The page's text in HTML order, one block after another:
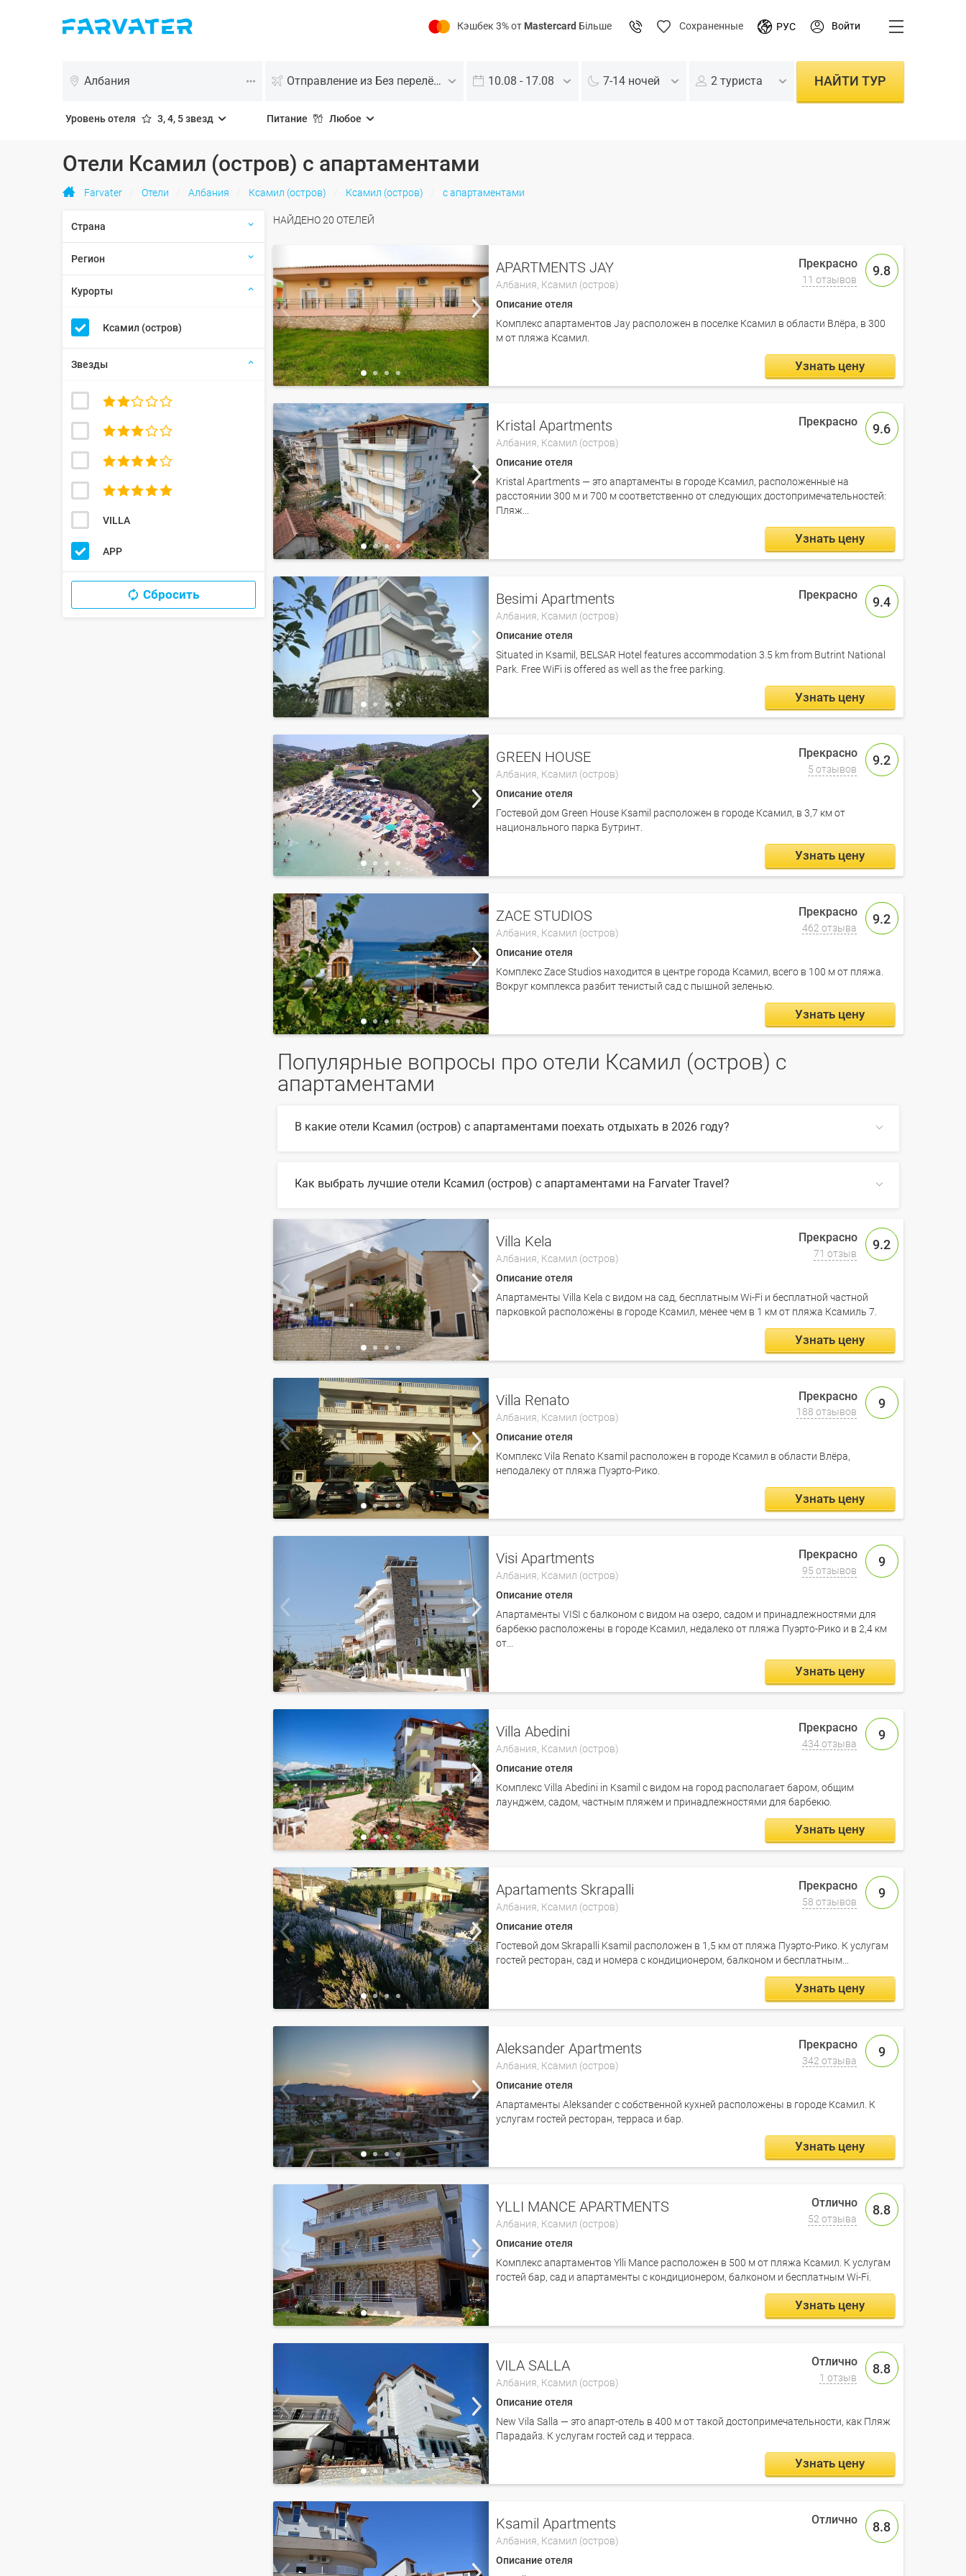
Кэшбек 3% от Mastercard Більше Сохраненные РУС Войти
Албания Отправление из Без перелёта 10.08 - 17.08 7-14 ночей 2 туриста
Уровень отеля 3, 4, 5 звезд Питание Любое
НАЙТИ ТУР
Отели Ксамил (остров) с апартаментами
Farvater Отели Албания Ксамил (остров) Ксамил (остров) с апартаментами
НАЙДЕНО20 ОТЕЛЕЙ
Страна
Регион
Курорты
Ксамил (остров)
Звезды




VILLA
APP
Сбросить
9.8
11 отзывов
APARTMENTS JAY
Албания, Ксамил (остров)
Описание отеля
Комплекс апартаментов Jay расположен в поселке Ксамил в области Влёра, в 300
м от пляжа Ксамил.
Узнать цену
9.6
Kristal Apartments
Албания, Ксамил (остров)
Описание отеля
Kristal Apartments — это апартаменты в городе Ксамил, расположенные на
расстоянии 300 м и 700 м соответственно от следующих достопримечательностей:
Пляж...
Узнать цену
9.4
Besimi Apartments
Албания, Ксамил (остров)
Описание отеля
Situated in Ksamil, BELSAR Hotel features accommodation 3.5 km from Butrint National
Park. Free WiFi is offered as well as the free parking.
Узнать цену
9.2
5 отзывов
GREEN HOUSE
Албания, Ксамил (остров)
Описание отеля
Гостевой дом Green House Ksamil расположен в городе Ксамил, в 3,7 км от
национального парка Бутринт.
Узнать цену
9.2
462 отзыва
ZACE STUDIOS
Албания, Ксамил (остров)
Описание отеля
Комплекс Zace Studios находится в центре города Ксамил, всего в 100 м от пляжа.
Вокруг комплекса разбит тенистый сад с пышной зеленью.
Узнать цену
Популярные вопросы про отели Ксамил (остров) с
апартаментами
В какие отели Ксамил (остров) с апартаментами поехать отдыхать в 2026 году?
Как выбрать лучшие отели Ксамил (остров) с апартаментами на Farvater Travel?
найдете множество фото отелей и отзывов про лучшие отели Ксамил (остров) с апартаментами
9.2
71 отзыв
Villa Kela
Албания, Ксамил (остров)
Описание отеля
Апартаменты Villa Kela с видом на сад, бесплатным Wi-Fi и бесплатной частной
парковкой расположены в городе Ксамил, менее чем в 1 км от пляжа Ксамиль 7.
Узнать цену
9
188 отзывов
Villa Renato
Албания, Ксамил (остров)
Описание отеля
Комплекс Vila Renato Ksamil расположен в городе Ксамил в области Влёра,
неподалеку от пляжа Пуэрто-Рико.
Узнать цену
9
95 отзывов
Visi Apartments
Албания, Ксамил (остров)
Описание отеля
Апартаменты VISI с балконом с видом на озеро, садом и принадлежностями для
барбекю расположены в городе Ксамил, недалеко от пляжа Пуэрто-Рико и в 2,4 км
от...
Узнать цену
9
434 отзыва
Villa Abedini
Албания, Ксамил (остров)
Описание отеля
Комплекс Villa Abedini in Ksamil с видом на город располагает баром, общим
лаунджем, садом, частным пляжем и принадлежностями для барбекю.
Узнать цену
9
58 отзывов
Apartaments Skrapalli
Албания, Ксамил (остров)
Описание отеля
Гостевой дом Skrapalli Ksamil расположен в 1,5 км от пляжа Пуэрто-Рико. К услугам
гостей ресторан, сад и номера с кондиционером, балконом и бесплатным...
Узнать цену
9
342 отзыва
Aleksander Apartments
Албания, Ксамил (остров)
Описание отеля
Апартаменты Aleksander с собственной кухней расположены в городе Ксамил. К
услугам гостей ресторан, терраса и бар.
Узнать цену
8.8
52 отзыва
YLLI MANCE APARTMENTS
Албания, Ксамил (остров)
Описание отеля
Комплекс апартаментов Ylli Mance расположен в 500 м от пляжа Ксамил. К услугам
гостей бар, сад и апартаменты с кондиционером, балконом и бесплатным Wi-Fi.
Узнать цену
8.8
1 отзыв
VILA SALLA
Албания, Ксамил (остров)
Описание отеля
New Vila Salla — это апарт-отель в 400 м от такой достопримечательности, как Пляж
Парадайз. К услугам гостей сад и терраса.
Узнать цену
8.8
Ksamil Apartments
Албания, Ксамил (остров)
Описание отеля